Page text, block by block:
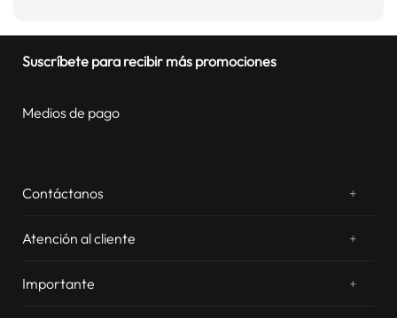
Suscríbete para recibir más promociones
Medios de pago
Contáctanos +
Atención al cliente
+
Cambios y devoluciones
Importante
+